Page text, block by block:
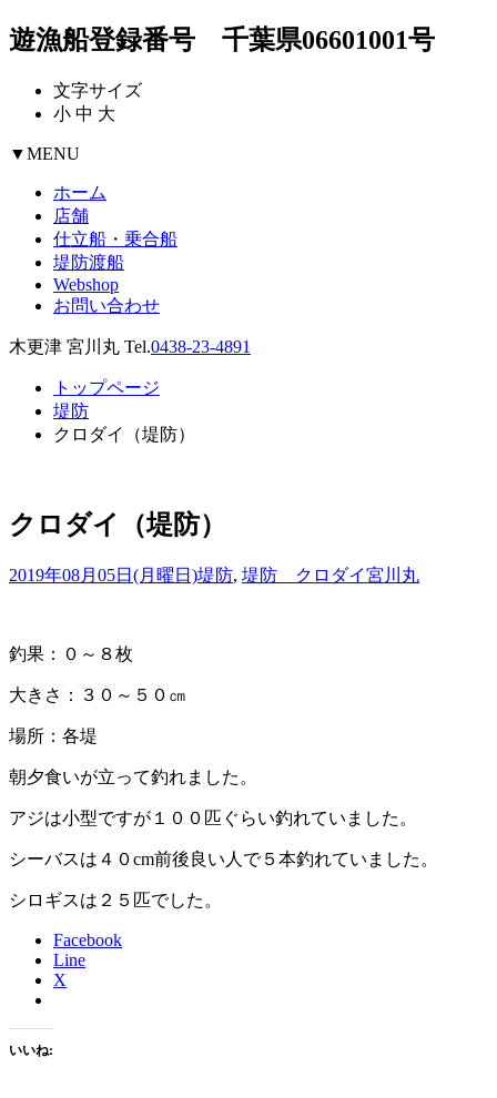
遊漁船登録番号 千葉県06601001号
文字サイズ
小 中 大
▼MENU
ホーム
店舗
仕立船・乗合船
堤防渡船
Webshop
お問い合わせ
木更津 宮川丸 Tel.0438-23-4891
トップページ
堤防
クロダイ（堤防）
クロダイ（堤防）
2019年08月05日(月曜日)堤防, 堤防 クロダイ宮川丸
釣果：０～８枚
大きさ：３０～５０㎝
場所：各堤
朝夕食いが立って釣れました。
アジは小型ですが１００匹ぐらい釣れていました。
シーバスは４０cm前後良い人で５本釣れていました。
シロギスは２５匹でした。
Facebook
Line
X
いいね: